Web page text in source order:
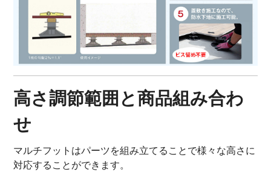
高さ調節範囲と商品組み合わ
せ
マルチフットはパーツを組み立てることで様々な高さに
対応することができます。